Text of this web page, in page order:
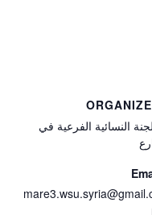
النسائية الفرعية في